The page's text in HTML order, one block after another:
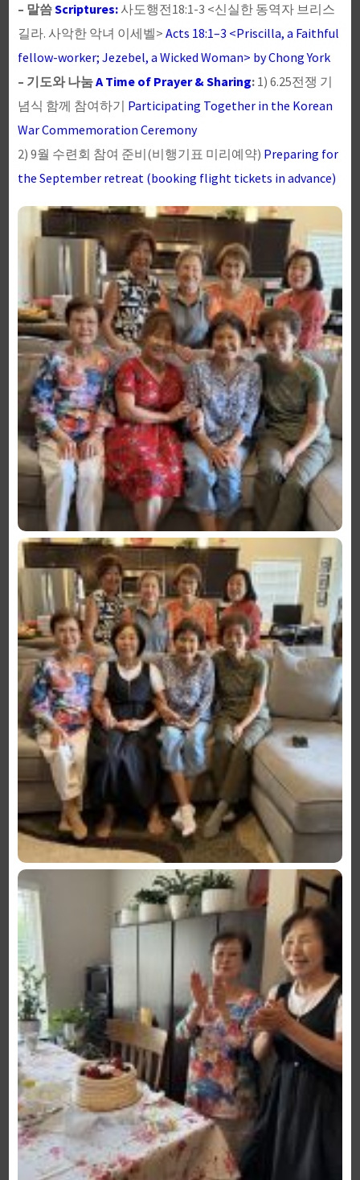
– 말씀Scriptures: 사도행전18:1-3 <신실한 동역자 브리스
길라. 사악한 악녀 이세벨> Acts 18:1–3 <Priscilla, a Faithful
fellow-worker; Jezebel, a Wicked Woman> by Chong York
– 기도와 나눔A Time of Prayer & Sharing: 1) 6.25전쟁 기
념식 함께 참여하기 Participating Together in the Korean
War Commemoration Ceremony
2) 9월 수련회 참여 준비(비행기표 미리예약) Preparing for
the September retreat (booking flight tickets in advance)